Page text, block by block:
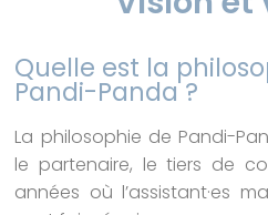
Quelle est la
Pandi-Panda ?
La philosophie de Pandi-
le partenaire, le tiers de
années où l’assistant·es